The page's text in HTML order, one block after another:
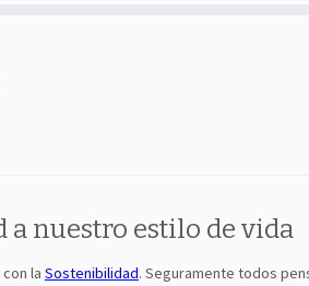
nuestro estilo de vida
la Sostenibilidad. Seguramente todos